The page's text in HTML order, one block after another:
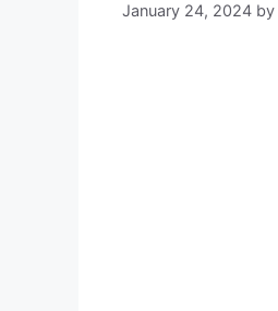
January 24, 2024 by